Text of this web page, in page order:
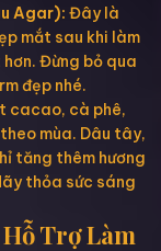
Agar): Đây là
mắt sau khi làm
Đừng bỏ qua
đẹp nhé.
cacao, cà phê,
mùa. Dâu tây,
tăng thêm hương
thỏa sức sáng
Trợ Làm